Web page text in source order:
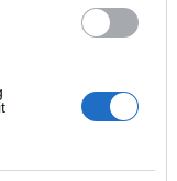
PRIME)